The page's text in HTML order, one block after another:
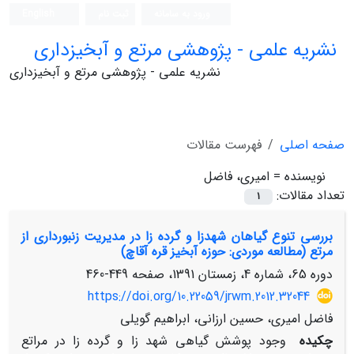
نشریه علمی - پژوهشی مرتع و آبخیزداری
نشریه علمی - پژوهشی مرتع و آبخیزداری
صفحه اصلی
فهرست مقالات
نویسنده = امیری، فاضل
تعداد مقالات:
1
بررسی تنوع گیاهان شهدزا و گرده زا در مدیریت زنبورداری از
مرتع (مطالعه موردی: حوزه آبخیز قره آقاچ)
دوره 65، شماره 4، زمستان 1391، صفحه
449-460
https://doi.org/10.22059/jrwm.2012.32044
فاضل امیری، حسین ارزانی، ابراهیم گویلی
چکیده
وجود پوشش گیاهی شهد زا و گرده زا در مراتع